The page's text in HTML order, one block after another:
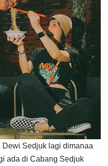
Dewi Sedjuk lagi dimanaa
ada di Cabang Sedjuk